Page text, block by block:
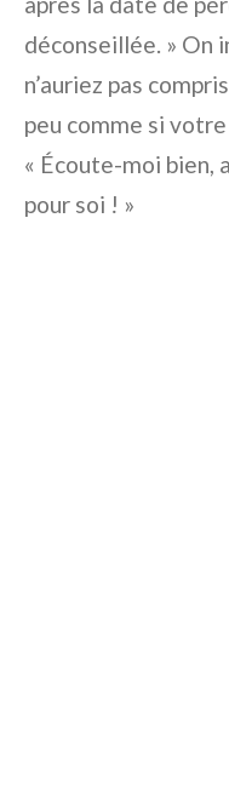
déconseillée. » On
n’auriez pas
peu comme si
« Écoute-moi bien,
pour soi ! »